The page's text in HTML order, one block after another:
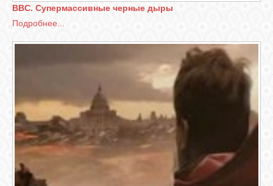
BBC. Супермассивные черные дыры
Подробнее...